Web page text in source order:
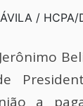
/ HCPA/
a